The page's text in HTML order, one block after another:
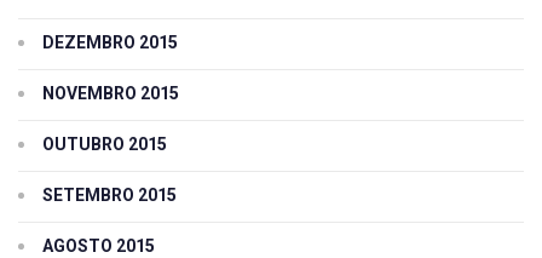
DEZEMBRO 2015
NOVEMBRO 2015
OUTUBRO 2015
SETEMBRO 2015
AGOSTO 2015